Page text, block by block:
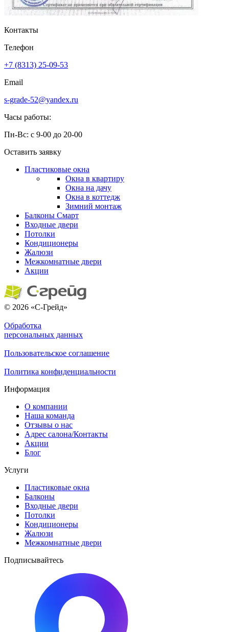
Контакты
Телефон
+7 (8313) 25-09-53
Email
s-grade-52@yandex.ru
Часы работы:
Пн-Вс: с 9-00 до 20-00
Оставить заявку
Пластиковые окна
Окна в квартиру
Окна на дачу
Окна в коттедж
Зимний монтаж
Балконы Смарт
Входные двери
Потолки
Кондиционеры
Жалюзи
Межкомнатные двери
Акции
© 2026 «С-Грейд»
Обработка
персональных данных
Пользовательское соглашение
Политика конфиденциальности
Информация
О компании
Наша команда
Отзывы о нас
Адрес салона/Контакты
Акции
Блог
Услуги
Пластиковые окна
Балконы
Входные двери
Потолки
Кондиционеры
Жалюзи
Межкомнатные двери
Подписывайтесь